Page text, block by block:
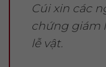
Cúi xin các
chứng giám
lễ vật.